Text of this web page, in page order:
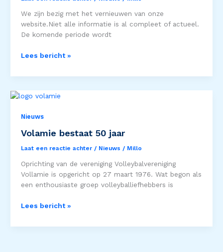
We zijn bezig met het vernieuwen van onze
website.Niet alle informatie is al compleet of actueel.
De komende periode wordt
Lees bericht »
Nieuws
Volamie bestaat 50 jaar
Laat een reactie achter / Nieuws / Millo
Oprichting van de vereniging Volleybalvereniging
Vollamie is opgericht op 27 maart 1976. Wat begon als
een enthousiaste groep volleyballiefhebbers is
Volamie
50
Lees bericht »